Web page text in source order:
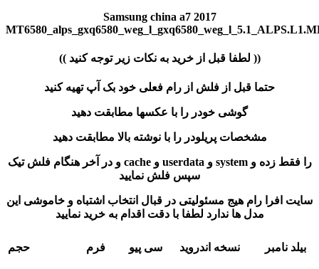
Samsung china a7 2017
(( لطفا قبل از خرید به نکات زیر توجه کنید ))
حتما قبل از فلش از رام فعلی خود بک آپ تهیه کنید
گوشی خودر را با عکسها مطابقت دهید
مشخصات پریلودر را با نوشته بالا مطابقت دهید
و در آخر هنگام فلش تیک cache و userdata و system را فقط زده و
سپس فلش نمایید
سایت افرا رام هیج مسئولیتی در قبال انتخاب اشتباه و خاموشی این
مدل ها ندارد لطفا با دقت اقدام به خرید نمایید
حجم فرم سی پیو نسخه اندروید بیلد نامبر